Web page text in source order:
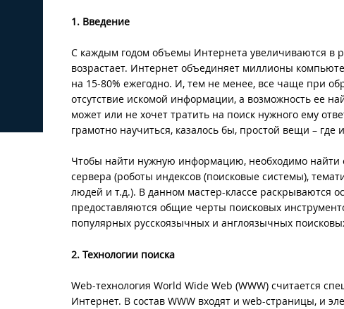
1. Введение
С каждым годом объемы Интернета увеличиваются в
возрастает. Интернет объединяет миллионы
на 15-80% ежегодно. И, тем не менее, все чаще при
отсутствие искомой информации, а возможность ее
может или не хочет тратить на поиск нужного ему
грамотно научиться, казалось бы, простой вещи –
Чтобы найти нужную информацию, необходимо найти
сервера (роботы индексов (поисковые системы),
людей и т.д.). В данном мастер-классе раскрываются
предоставляются общие черты поисковых
популярных русскоязычных и англоязычных
2. Технологии поиска
Web-технология World Wide Web (WWW) считается
Интернет. В состав WWW входят и web-страницы, и